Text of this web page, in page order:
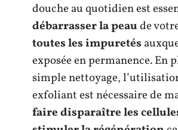
douche au quotidien est
débarrasser la peaude
toutes les impuretés
exposée en permanence. En
simple nettoyage,
exfoliant est nécessaire de
faire disparaître les